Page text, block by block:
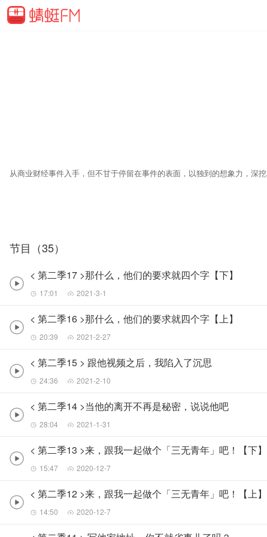
节目（35）
< 第二季17 >那什么，他们的要求就四个字【下】
17:01 2021-3-1
< 第二季16 >那什么，他们的要求就四个字【上】
20:39 2021-2-27
< 第二季15 > 跟他视频之后，我陷入了沉思
24:36 2021-2-10
< 第二季14 >当他的离开不再是秘密，说说他吧
28:04 2021-1-31
< 第二季13 >来，跟我一起做个「三无青年」吧！【下】
15:47 2020-12-7
< 第二季12 >来，跟我一起做个「三无青年」吧！【上】
14:50 2020-12-7